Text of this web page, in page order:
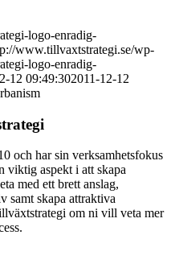
logo-enradig-
www.tillvaxtstrategi.se/wp-
logo-enradig-
12 09:49:302011-12-12
och har sin verksamhetsfokus
viktig aspekt i att skapa
med ett brett anslag,
samt skapa attraktiva
om ni vill veta mer